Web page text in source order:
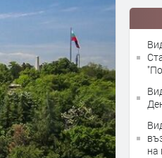
на